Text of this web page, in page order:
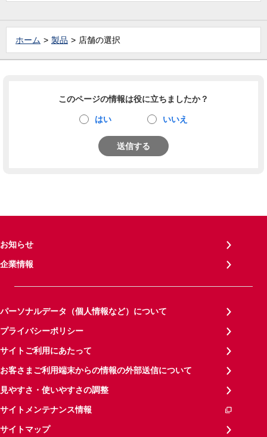
ホーム 製品 店舗の選択
このページの情報は役に立ちましたか？
はい いいえ
送信する
お知らせ
企業情報
パーソナルデータ（個人情報など）について
プライバシーポリシー
サイトご利用にあたって
お客さまご利用端末からの情報の外部送信について
見やすさ・使いやすさの調整
サイトメンテナンス情報
サイトマップ